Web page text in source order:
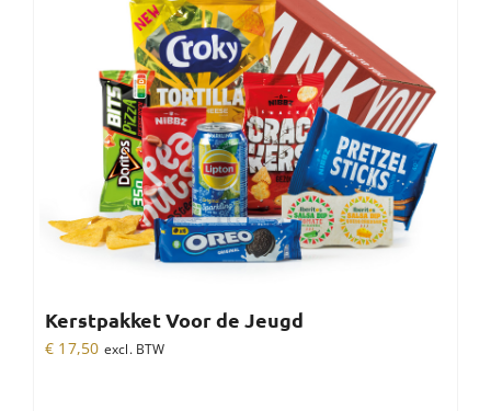
Kerstpakket Voor de Jeugd
€ 17,50 excl. BTW